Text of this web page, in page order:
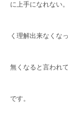
に上手になれない。
こんな筈
く理解出来なくな
恋愛結婚
無くなると言われ
少し寂し
です。